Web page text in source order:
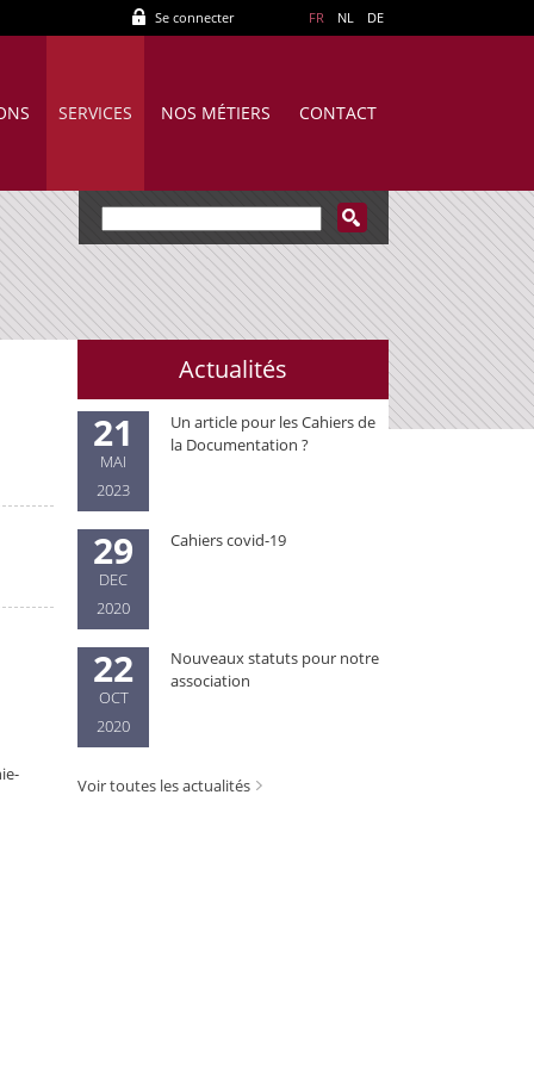
Se connecter FR NL DE
SERVICES NOS MÉTIERS CONTACT
Actualités
21
MAI
2023
Un article pour les Cahiers de
la Documentation ?
29
DEC
2020
Cahiers covid-19
22
OCT
2020
Nouveaux statuts pour notre
association
Voir toutes les actualités